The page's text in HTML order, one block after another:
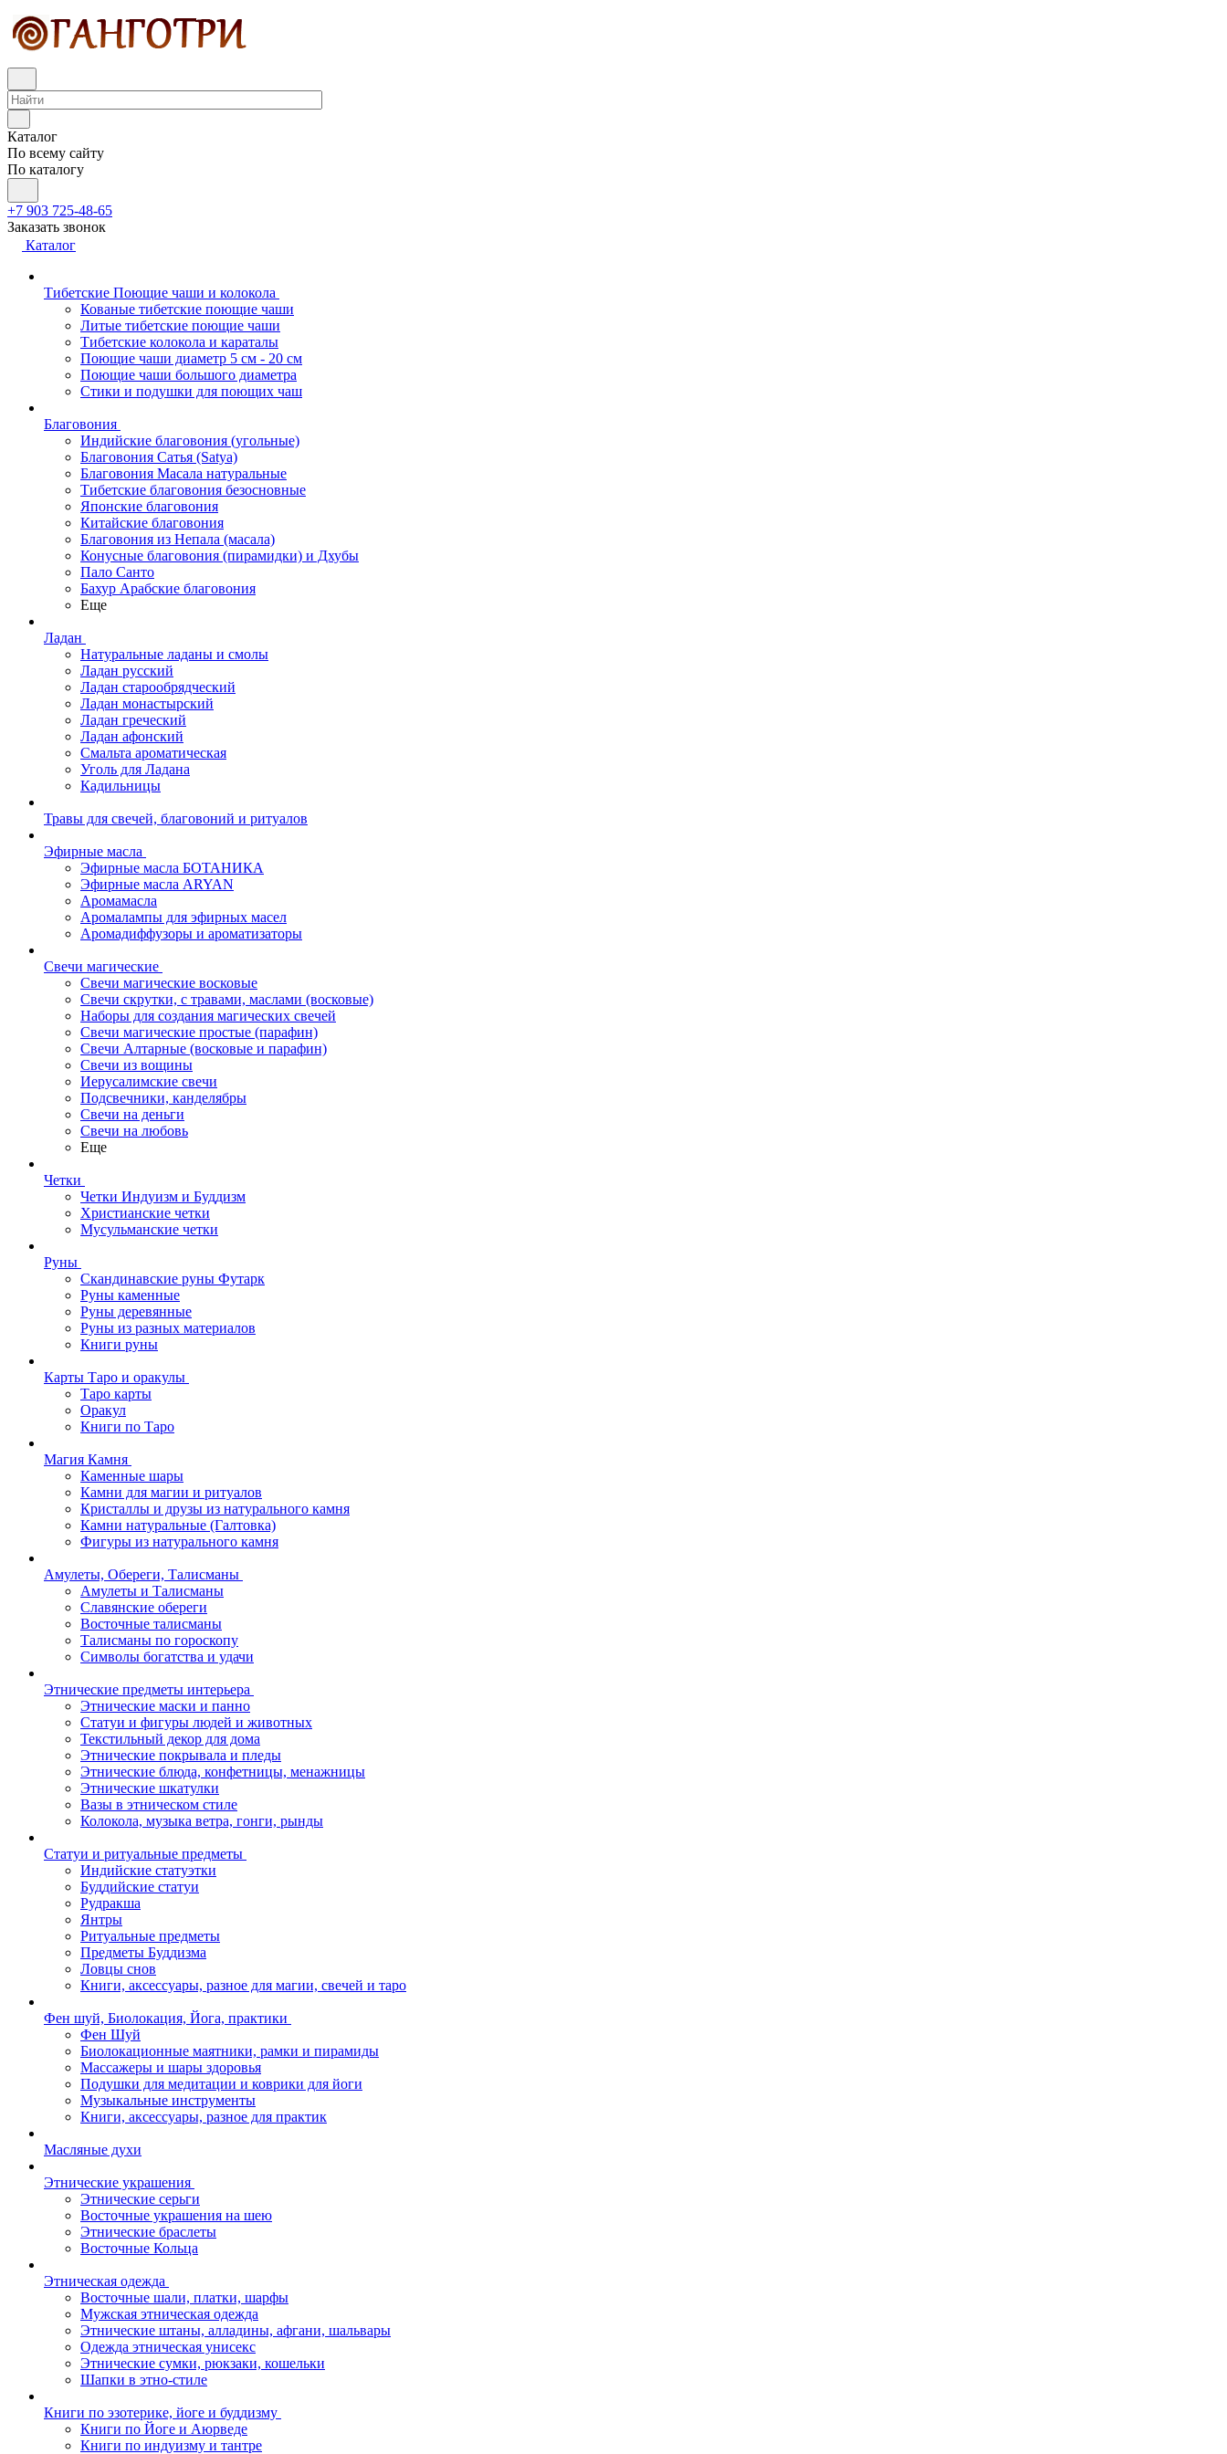
Каталог
По всему сайту
По каталогу
+7 903 725-48-65
Заказать звонок
Каталог
Тибетские Поющие чаши и колокола
Кованые тибетские поющие чаши
Литые тибетские поющие чаши
Тибетские колокола и караталы
Поющие чаши диаметр 5 см - 20 см
Поющие чаши большого диаметра
Стики и подушки для поющих чаш
Благовония
Индийские благовония (угольные)
Благовония Сатья (Satya)
Благовония Масала натуральные
Тибетские благовония безосновные
Японские благовония
Китайские благовония
Благовония из Непала (масала)
Конусные благовония (пирамидки) и Дхубы
Пало Санто
Бахур Арабские благовония
Еще
Ладан
Натуральные ладаны и смолы
Ладан русский
Ладан старообрядческий
Ладан монастырский
Ладан греческий
Ладан афонский
Смальта ароматическая
Уголь для Ладана
Кадильницы
Травы для свечей, благовоний и ритуалов
Эфирные масла
Эфирные масла БОТАНИКА
Эфирные масла ARYAN
Аромамасла
Аромалампы для эфирных масел
Аромадиффузоры и ароматизаторы
Свечи магические
Свечи магические восковые
Свечи скрутки, с травами, маслами (восковые)
Наборы для создания магических свечей
Свечи магические простые (парафин)
Свечи Алтарные (восковые и парафин)
Свечи из вощины
Иерусалимские свечи
Подсвечники, канделябры
Свечи на деньги
Свечи на любовь
Еще
Четки
Четки Индуизм и Буддизм
Христианские четки
Мусульманские четки
Руны
Скандинавские руны Футарк
Руны каменные
Руны деревянные
Руны из разных материалов
Книги руны
Карты Таро и оракулы
Таро карты
Оракул
Книги по Таро
Магия Камня
Каменные шары
Камни для магии и ритуалов
Кристаллы и друзы из натурального камня
Камни натуральные (Галтовка)
Фигуры из натурального камня
Амулеты, Обереги, Талисманы
Амулеты и Талисманы
Славянские обереги
Восточные талисманы
Талисманы по гороскопу
Символы богатства и удачи
Этнические предметы интерьера
Этнические маски и панно
Статуи и фигуры людей и животных
Текстильный декор для дома
Этнические покрывала и пледы
Этнические блюда, конфетницы, менажницы
Этнические шкатулки
Вазы в этническом стиле
Колокола, музыка ветра, гонги, рынды
Статуи и ритуальные предметы
Индийские статуэтки
Буддийские статуи
Рудракша
Янтры
Ритуальные предметы
Предметы Буддизма
Ловцы снов
Книги, аксессуары, разное для магии, свечей и таро
Фен шуй, Биолокация, Йога, практики
Фен Шуй
Биолокационные маятники, рамки и пирамиды
Массажеры и шары здоровья
Подушки для медитации и коврики для йоги
Музыкальные инструменты
Книги, аксессуары, разное для практик
Масляные духи
Этнические украшения
Этнические серьги
Восточные украшения на шею
Этнические браслеты
Восточные Кольца
Этническая одежда
Восточные шали, платки, шарфы
Мужская этническая одежда
Этнические штаны, алладины, афгани, шальвары
Одежда этническая унисекс
Этнические сумки, рюкзаки, кошельки
Шапки в этно-стиле
Книги по эзотерике, йоге и буддизму
Книги по Йоге и Аюрведе
Книги по индуизму и тантре